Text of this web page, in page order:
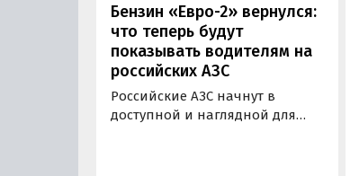
Бензин «Евро-2» вернулся:
что теперь будут
показывать водителям на
российских АЗС
Российские АЗС начнут в
доступной и наглядной для